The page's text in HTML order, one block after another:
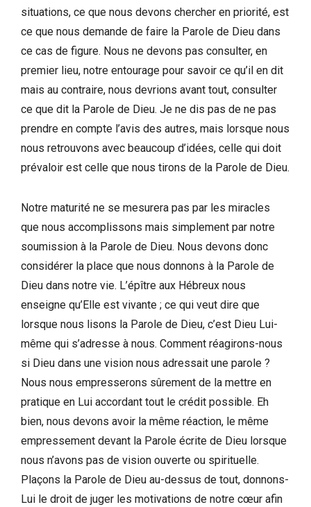
situations, ce que nous devons chercher en priorité, est
ce que nous demande de faire la Parole de Dieu dans
ce cas de figure. Nous ne devons pas consulter, en
premier lieu, notre entourage pour savoir ce qu’il en dit
mais au contraire, nous devrions avant tout, consulter
ce que dit la Parole de Dieu. Je ne dis pas de ne pas
prendre en compte l’avis des autres, mais lorsque nous
nous retrouvons avec beaucoup d’idées, celle qui doit
prévaloir est celle que nous tirons de la Parole de Dieu.
Notre maturité ne se mesurera pas par les miracles
que nous accomplissons mais simplement par notre
soumission à la Parole de Dieu. Nous devons donc
considérer la place que nous donnons à la Parole de
Dieu dans notre vie. L’épître aux Hébreux nous
enseigne qu’Elle est vivante ; ce qui veut dire que
lorsque nous lisons la Parole de Dieu, c’est Dieu Lui-
même qui s’adresse à nous. Comment réagirons-nous
si Dieu dans une vision nous adressait une parole ?
Nous nous empresserons sûrement de la mettre en
pratique en Lui accordant tout le crédit possible. Eh
bien, nous devons avoir la même réaction, le même
empressement devant la Parole écrite de Dieu lorsque
nous n’avons pas de vision ouverte ou spirituelle.
Plaçons la Parole de Dieu au-dessus de tout, donnons-
Lui le droit de juger les motivations de notre cœur afin